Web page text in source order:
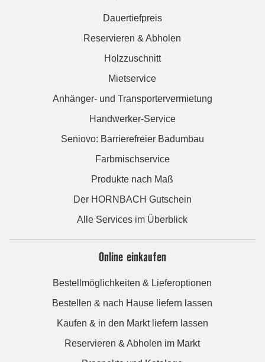
Dauertiefpreis
Reservieren & Abholen
Holzzuschnitt
Mietservice
Anhänger- und Transportervermietung
Handwerker-Service
Seniovo: Barrierefreier Badumbau
Farbmischservice
Produkte nach Maß
Der HORNBACH Gutschein
Alle Services im Überblick
Online einkaufen
Bestellmöglichkeiten & Lieferoptionen
Bestellen & nach Hause liefern lassen
Kaufen & in den Markt liefern lassen
Reservieren & Abholen im Markt